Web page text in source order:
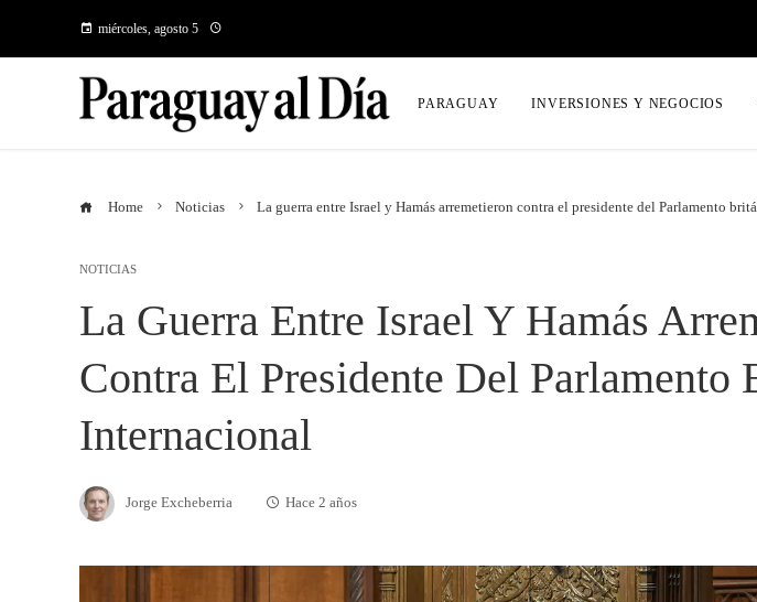
miércoles, agosto 5
PARAGUAY INVERSIONES Y NEGOCIOS
Home Noticias La guerra entre Israel y Hamás arremetieron contra el presidente del Parlamento
NOTICIAS
La Guerra Entre Israel Y Hamás
Contra El Presidente Del Parlamento
Internacional
Jorge Excheberria Hace 2 años